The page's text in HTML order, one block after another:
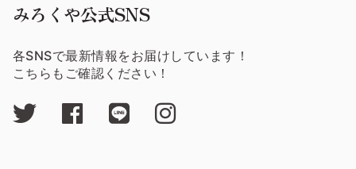
みろくや公式SNS
各SNSで最新情報をお届けしています！
こちらもご確認ください！